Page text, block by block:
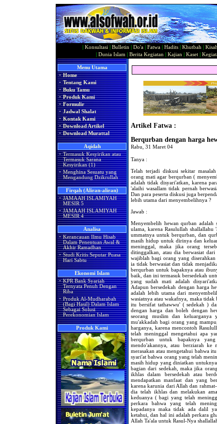
Konsultasi Bulletin Do'a Fatwa Hadits Khutbah
Dunia Islam Berita Kegiatan Kajian Kaset|
Menu Utama
· Home
· Tentang Kami
· Buku Tamu
· Produk Kami
· Formulir
· Jadwal Shalat
· Kontak Kami
· Download Artikel
· Download Murattal
Aqidah
· Termasuk Kesyirikan atau
Termasuk Sarana
Kesyirikan (1)
· Menghina Sesuatu yang
Mengandung Dzikrullah
Firqah (Aliran-aliran)
· JAMAAH ISLAMIYAH
MESIR 5
· JAMAAH ISLAMIYAH
MESIR 4
Analisa
· Kerancauan Ilmu Hisab
Dalam Penentuan Awal &
Akhir Ramadhan
· Studi Kritis Seputar Puasa
Hari Sabtu
Ekonomi Islam
· KPR Bank Syariah
Ternyata Penuh Dengan
Riba
· Produk Al-Mudharabah
(Bagi Hasil) Dalam Islam
Sebagai Solusi
Perekonomian Islam
Produk Kami
Artikel Fatwa :
Berqurban dengan harga
Rabu, 31 Maret 04
Tanya :
Telah terjadi diskusi sekitar
orang mati agar berqurban (
adalah tidak disyari'atkan, karena
'alaihi wasallam tidak pernah
Dan para peserta diskusi juga
lebih utama dari menyembelihnya ?
Jawab :
Menyembelih hewan qurban adalah
ulama, karena Rasulullah
ummatnya untuk berqurban, dan
masih hidup untuk dirinya dan
meninggal, maka jika orang
ditinggalkan, atau dia berwasiat
wajiblah bagi orang yang
ia tidak berwasiat dan tidak
berqurban untuk bapaknya atau
baik, dan ini termasuk bersedekah
yang sudah mati adalah
Adapun bersedekah dengan harga
adalah lebih utama dari
wasiatnya atau wakafnya, maka
itu bersifat tathawwu' ( sedekah )
dengan harga dan boleh dengan
seorang muslim dan
mu'akkadah bagi orang yang
harganya, karena mencontoh
telah meninggal mengetahui apa
berqurban untuk bapaknya
mendo'akannya, atau berziarah
merasakan atau mengetahui bahwa
syari'at bahwa orang yang telah
masih hidup yang diniatkan
bagian dari sedekah, maka jika
ikhlas dalam bersedekah atau
mendapatkan manfaat dan yang
karena karunia dari Allah dan
dia telah ikhlas dan melakukan
keduanya ( bagi yang telah
perkara bahwa yang telah
kepadanya maka tidak ada dalil
ketahui, dan hal ini adalah perkara
Allah Ta'ala untuk Rasul-Nya